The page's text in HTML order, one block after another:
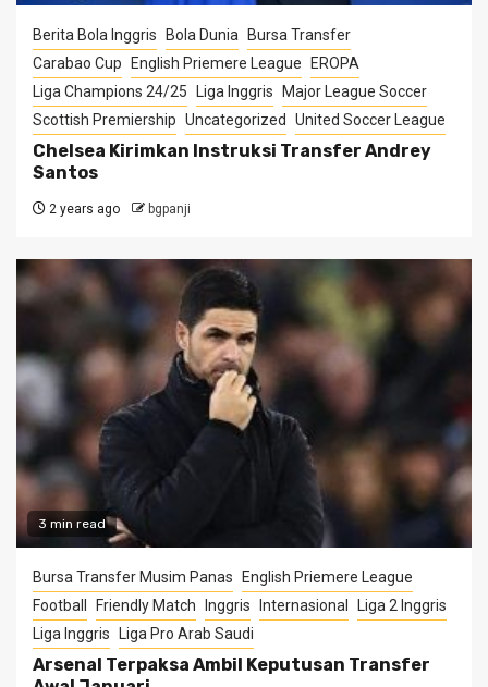
Berita Bola Inggris Bola Dunia
Bursa Transfer
Carabao Cup
English Priemere League
EROPA
Liga Champions 24/25
Liga Inggris
Major League Soccer
Scottish Premiership Uncategorized United Soccer League
Chelsea Kirimkan Instruksi Transfer Andrey
Santos
2 years ago bgpanji
3 min read
Bursa Transfer Musim Panas
English Priemere League
Football
Friendly Match Inggris Internasional
Liga 2 Inggris
Liga Inggris
Liga Pro Arab Saudi
Arsenal Terpaksa Ambil Keputusan Transfer